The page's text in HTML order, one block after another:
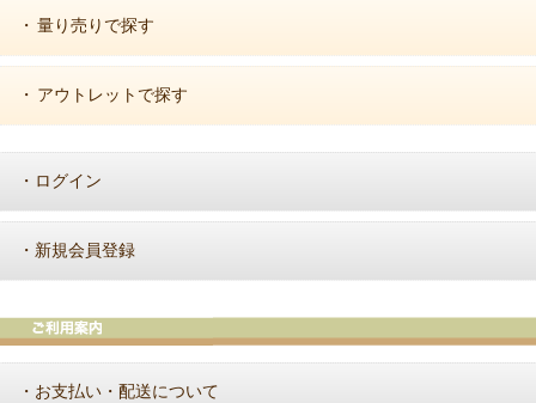
・ 量り売りで探す
・ アウトレットで探す
・ ログイン
・ 新規会員登録
・ お支払い・配送について